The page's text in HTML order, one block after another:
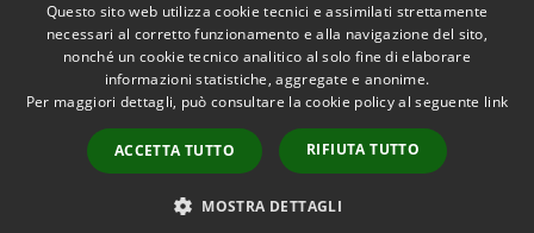
RSS
Accessibilità
Copyright © 2026 • Comune di
Municipium•
Accesso
redazione
Questo sito web utilizza cookie tecnici e assimilati strettamente
necessari al corretto funzionamento e alla navigazione del sito,
nonché un cookie tecnico analitico al solo fine di elaborare
informazioni statistiche, aggregate e anonime.
Per maggiori dettagli, può consultare la cookie policy al seguente link
ACCETTA TUTTO RIFIUTA TUTTO
MOSTRA DETTAGLI